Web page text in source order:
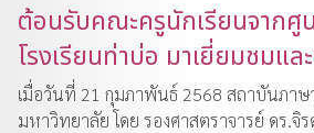
ต้อนรับคณะครูนักเรียนจากศู
โรงเรียนท่าบ่อ มาเยี่ยมชมแล
เมื่อวันที่ 21 กุมภาพันธ์ 2568 สถาบันภาษ
มหาวิทยาลัย โดย รองศาสตราจารย์ ดร.จิ